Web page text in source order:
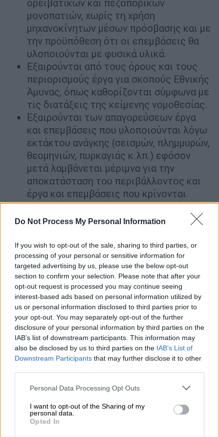
Do Not Process My Personal Information
If you wish to opt-out of the sale, sharing to third parties, or
processing of your personal or sensitive information for
targeted advertising by us, please use the below opt-out
section to confirm your selection. Please note that after your
opt-out request is processed you may continue seeing
interest-based ads based on personal information utilized by
us or personal information disclosed to third parties prior to
your opt-out. You may separately opt-out of the further
disclosure of your personal information by third parties on the
IAB’s list of downstream participants. This information may
also be disclosed by us to third parties on the IAB’s List of
Downstream Participants that may further disclose it to other
Please note that this website/app uses one or more Google
not limited to your visit or usage behaviour. You may click to
grant or deny consent to Google and its third-party tags to
use your data for below specified purposes in below Google
Personal Data Processing Opt Outs
I want to opt-out of the Sharing of my
personal data.
Opted In
ορειβατικών και πεζοπορικών
μονοπατιών, χωρίς τη χρήση
μηχανοκίνητων μέσων πρόσβασης και με
την προϋπόθεση ότι οι επεμβάσεις θα
υλοποιούνται με φυσικά υλικά.
Εξαιρούνται από τους όρους και τους
περιορισμούς έργα για σκοπούς Εθνικής
Άμυνας, όπως καθορίζονται σύμφωνα με
τις διατάξεις της κείμενης νομοθεσίας.
Εξαιρούνται των απαγορεύσεων έργα
και επεμβάσεις που υλοποιούνται λόγω
εκτάκτου ανάγκης (σεισμών, πλημμυρών,
θεομηνιών, πυρκαγιάς κ.λπ.) εφόσον
μετά λαμβάνεται μέριμνα για την
αποκατάσταση του περιβάλλοντος και
έργα και επεμβάσεις που κρίνονται
απαραίτητες για λόγους προστασίας ή/
και αποκατάστασης του φυσικού και
Στόχος της πρωτοβουλίας είναι η διατήρηση
της φυσικής βιοιποικιλότητας, ενώ στα
οφέλη συγκαταλέγονται επίσης η
παρεμπόδιση εισόδου ξενικών ειδών, η
παροχή διαδρομών μετανάστευσης και
ενδιάμεσων στάσεων σε είδη πανίδας, η
δέσμευση άνθρακα και η μείωση των
επιπτώσεων των αερίων του θερμοκηπίου, η
διατήρηση της συνδεσιμότητας και της
επιστημονικής γνώσης στους πολίτες.
Ενας βασικός εχθρός της βιοποικιλότητας
είναι ο κατακερματισμός της γης, δηλαδή η